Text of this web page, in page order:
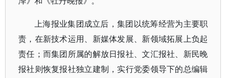
上海报业集团成立后，集团以统筹经营为主要职
责，在新技术运用、新媒体发展、新领域拓展上负起
责任；而集团所属的解放日报社、文汇报社、新民晚
报社则恢复报社独立建制，实行党委领导下的总编辑